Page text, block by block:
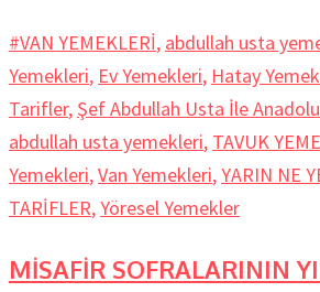
#VAN YEMEKLERİ, abdullah usta
Yemekleri, Ev Yemekleri, Hatay
Tarifler, Şef Abdullah Usta İle
abdullah usta yemekleri, TAVUK
Yemekleri,Van Yemekleri,YARIN NE
TARİFLER,Yöresel Yemekler
MİSAFİR SOFRALARININ